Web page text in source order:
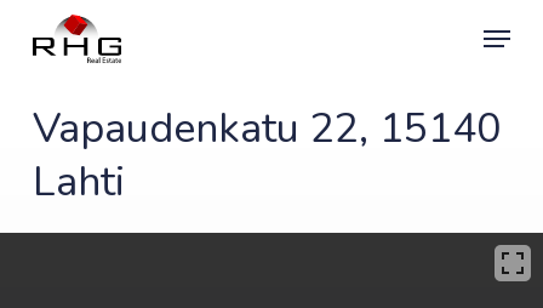
Menu
Vapaudenkatu 22, 15140
Lahti